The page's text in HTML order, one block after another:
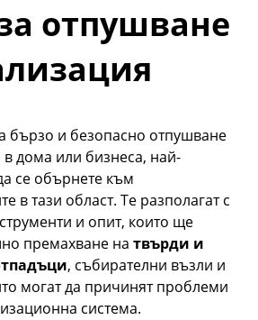
отпушване
бързо и безопасно отпушване
в дома или бизнеса, най-
се обърнете към
в тази област. Те разполагат с
и опит, които ще
премахване натвърди и
, събирателни възли и
могат да причинят проблеми
система.